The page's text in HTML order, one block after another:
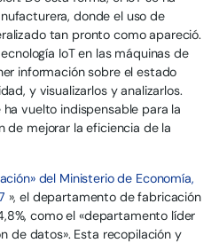
donde el uso de
tan pronto como apareció.
IoT en las máquinas de
información sobre el estado
y visualizarlos y analizarlos.
vuelto indispensable para la
de mejorar la eficiencia de la
del Ministerio de Economía,
», el departamento de fabricación
como el «departamento líder
de datos». Esta recopilación y